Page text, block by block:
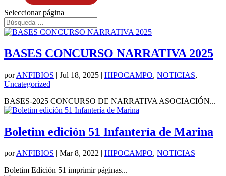
Seleccionar página
BASES CONCURSO NARRATIVA 2025
porANFIBIOS | Jul 18, 2025 | HIPOCAMPO, NOTICIAS,
Uncategorized
BASES-2025 CONCURSO DE NARRATIVA ASOCIACIÓN...
Boletim edición 51 Infantería de Marina
porANFIBIOS | Mar 8, 2022 | HIPOCAMPO, NOTICIAS
Boletim Edición 51 imprimir páginas...